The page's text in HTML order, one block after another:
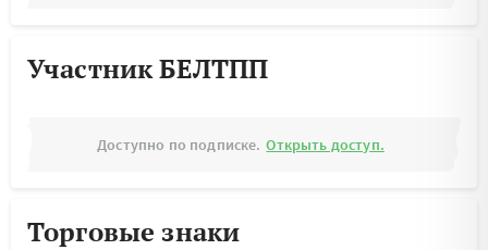
Участник БЕЛТПП
Доступно по подписке. Открыть доступ.
Торговые знаки